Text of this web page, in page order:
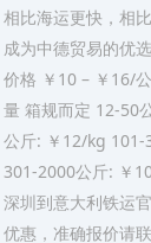
相比海运更快，相
成为中德贸易的优
价格 ￥10 – ￥16/
量 箱规而定 12-50
公斤: ￥12/kg
301-2000公斤: ￥
深圳到意大利铁运
优惠，准确报价请